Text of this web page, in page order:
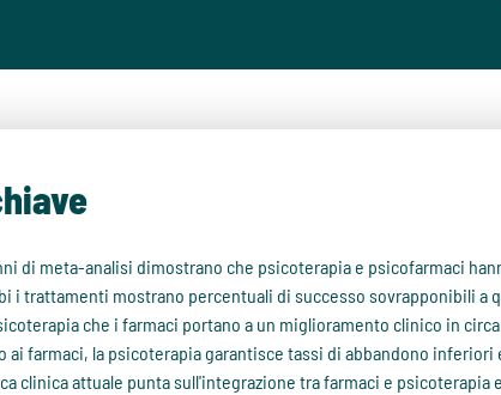
di meta-analisi dimostrano che psicoterapia e psicofarmaci
i trattamenti mostrano percentuali di successo sovrapponibili a
che i farmaci portano a un miglioramento clinico in circa
ai farmaci, la psicoterapia garantisce tassi di abbandono
clinica attuale punta sull'integrazione tra farmaci e